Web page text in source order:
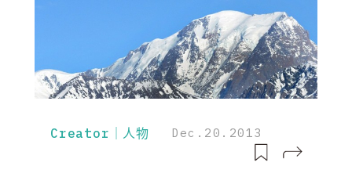
Creator｜人物 Dec.20.2013